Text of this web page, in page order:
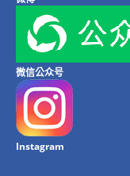
微信公众号
Instagram